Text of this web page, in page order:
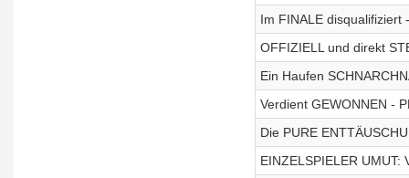
Im FINALE disqualifiziert
OFFIZIELL und direkt
Ein Haufen
Verdient GEWONNEN -
Die PURE
EINZELSPIELER